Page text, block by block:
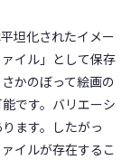
坦化されたイメー
イル」として保存
かのぼって絵画の
です。バリエーシ
ます。したがっ
イルが存在するこ